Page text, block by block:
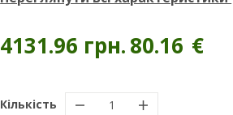
4131.96 грн.80.16 €
Кількість